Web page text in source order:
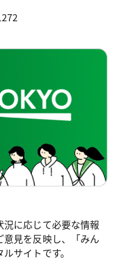
に応じて必要な情報
見を反映し、「みん
サイトです。